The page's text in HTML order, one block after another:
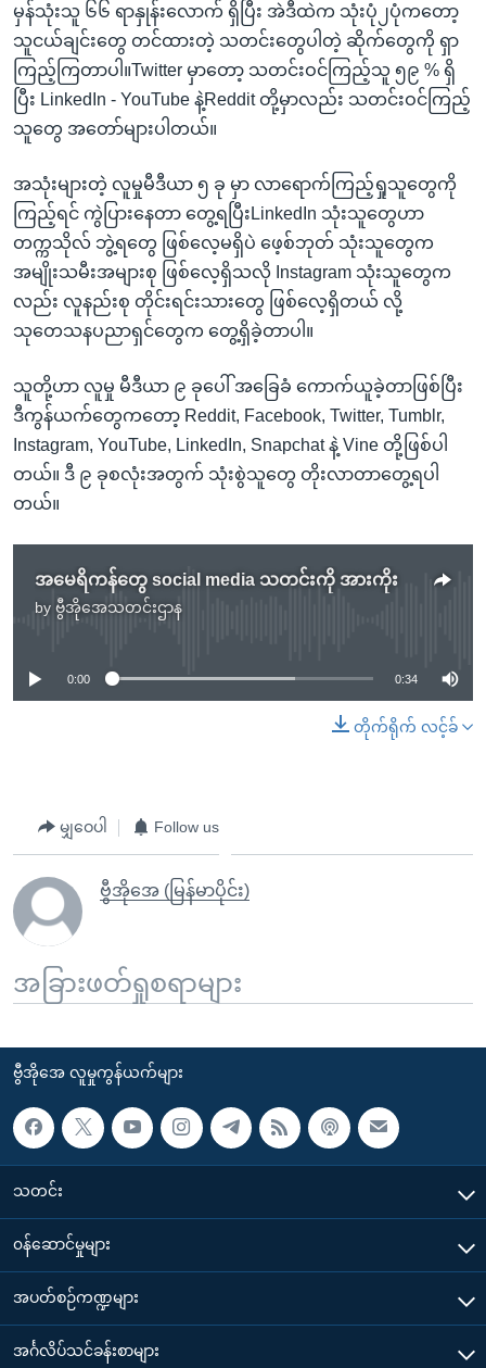
မှန်သုံးသူ ၆၆ ရာနှုန်းလောက် ရှိပြီး အဲဒီထဲက သုံးပုံ၂ပုံကတော့
သူငယ်ချင်းတွေ တင်ထားတဲ့ သတင်းတွေပါတဲ့ ဆိုက်တွေကို ရှာ
ကြည့်ကြတာပါ။Twitter မှာတော့ သတင်းဝင်ကြည့်သူ ၅၉ % ရှိ
ပြီး LinkedIn - YouTube နဲ့Reddit တို့မှာလည်း သတင်းဝင်ကြည့်
သူတွေ အတော်များပါတယ်။
အသုံးများတဲ့ လူမှုမီဒီယာ ၅ ခု မှာ လာရောက်ကြည့်ရှုသူတွေကို
ကြည့်ရင် ကွဲပြားနေတာ တွေ့ရပြီးLinkedIn သုံးသူတွေဟာ
တက္ကသိုလ် ဘွဲ့ရတွေ ဖြစ်လေ့မရှိပဲ ဖေ့စ်ဘုတ် သုံးသူတွေက
အမျိုးသမီးအများစု ဖြစ်လေ့ရှိသလို Instagram သုံးသူတွေက
လည်း လူနည်းစု တိုင်းရင်းသားတွေ ဖြစ်လေ့ရှိတယ် လို့
သုတေသနပညာရှင်တွေက တွေ့ရှိခဲ့တာပါ။
သူတို့ဟာ လူမှု မီဒီယာ ၉ ခုပေါ် အခြေခံ ကောက်ယူခဲ့တာဖြစ်ပြီး
ဒီကွန်ယက်တွေကတော့ Reddit, Facebook, Twitter, Tumblr,
Instagram, YouTube, LinkedIn, Snapchat နဲ့ Vine တို့ဖြစ်ပါ
တယ်။ ဒီ ၉ ခုစလုံးအတွက် သုံးစွဲသူတွေ တိုးလာတာတွေ့ရပါ
တယ်။
အမေရိကန်တွေ social media သတင်းကို အားကိုး
by ဗွီအိုအေသတင်းဌာန
No media source currently available
0:00 0:34
တိုက်ရိုက် လင့်ခ်
မျှဝေပါ Follow us
ဗွီအိုအေ (မြန်မာပိုင်း)
အခြားဖတ်ရှုစရာများ
ဗွီအိုအေ လူမှုကွန်ယက်များ
သတင်း
၀န်ဆောင်မှုများ
အပတ်စဉ်ကဏ္ဍများ
အင်္ဂလိပ်သင်ခန်းစာများ